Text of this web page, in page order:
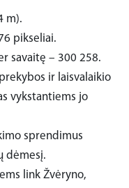
m).
pikseliai.
savaitę – 300 258.
ir laisvalaikio
vykstantiems jo
sprendimus
dėmesį.
link Žvėryno,